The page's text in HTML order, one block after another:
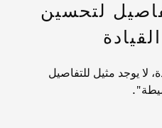
لتحسين
لا يوجد مثيل للتفاصيل